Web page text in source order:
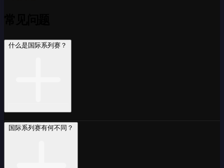
什么是国际系列赛？
国际系列赛有何不同？